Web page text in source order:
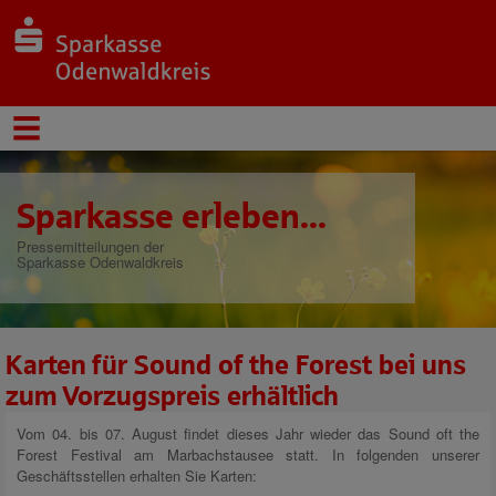
Sparkasse erleben...
Pressemitteilungen der
Sparkasse Odenwaldkreis
Karten für Sound of the Forest bei uns
zum Vorzugspreis erhältlich
Vom 04. bis 07. August findet dieses Jahr wieder das Sound oft the
Forest Festival am Marbachstausee statt. In folgenden unserer
Geschäftsstellen erhalten Sie Karten: